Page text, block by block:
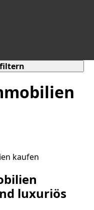
luxuriös